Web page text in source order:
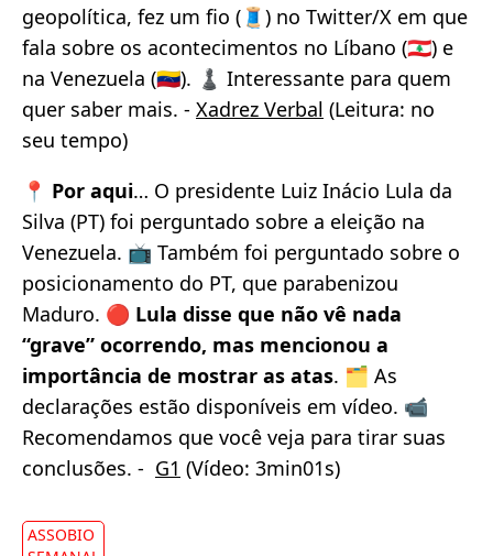
geopolítica, fez um fio (🧵) no Twitter/X em que
fala sobre os acontecimentos no Líbano (🇱🇧) e
na Venezuela (🇻🇪). ♟️ Interessante para quem
quer saber mais. - Xadrez Verbal (Leitura: no
seu tempo)
📍 Por aqui… O presidente Luiz Inácio Lula da
Silva (PT) foi perguntado sobre a eleição na
Venezuela. 📺 Também foi perguntado sobre o
posicionamento do PT, que parabenizou
Maduro. 🔴 Lula disse que não vê nada
“grave” ocorrendo, mas mencionou a
importância de mostrar as atas. 🗂️ As
declarações estão disponíveis em vídeo. 📹
Recomendamos que você veja para tirar suas
conclusões. - G1 (Vídeo: 3min01s)
ASSOBIO